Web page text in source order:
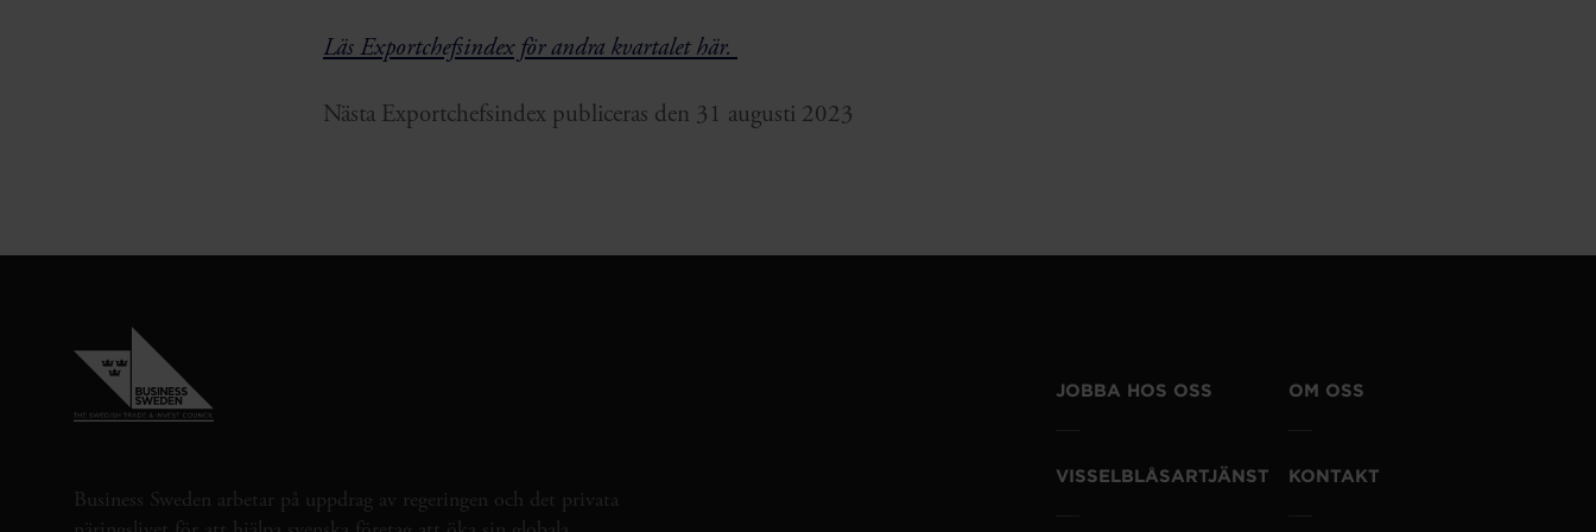
Läs Exportchefsindex för andra kvartalet här.
Nästa Exportchefsindex publiceras den 31 augusti 2023
Business Sweden arbetar på uppdrag av regeringen och det privata
JOBBA HOS OSS OM OSS
VISSELBLÅSARTJÄNST KONTAKT